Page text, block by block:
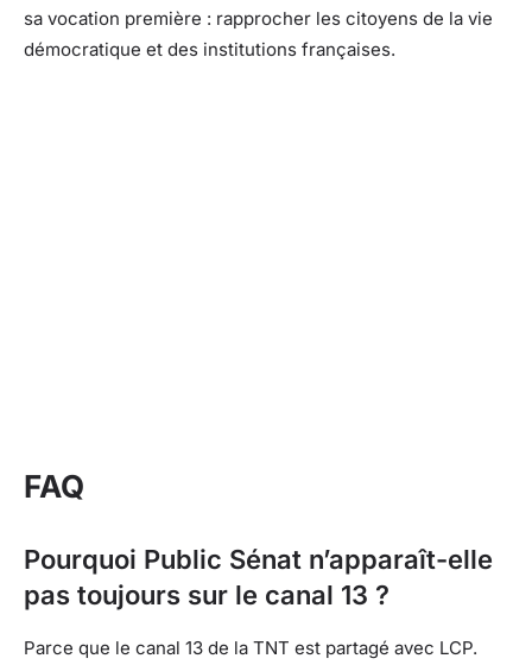
sa vocation première : rapprocher les citoyens de la vie
démocratique et des institutions françaises.
FAQ
Pourquoi Public Sénat n’apparaît-elle
pas toujours sur le canal 13 ?
Parce que le canal 13 de la TNT est partagé avec LCP.